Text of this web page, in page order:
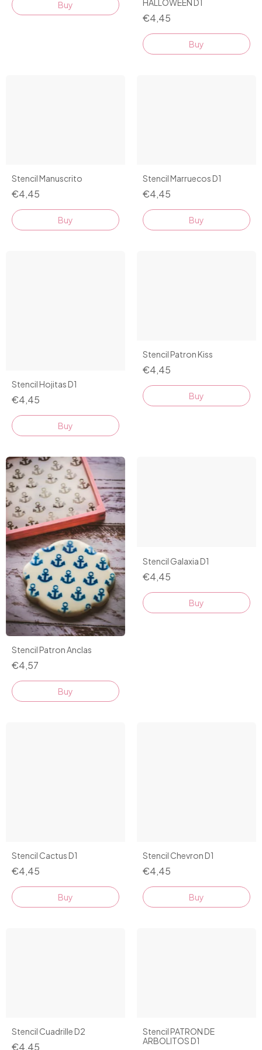
HALLOWEEN D1
€4,45
Stencil Manuscrito
€4,45
Stencil Marruecos D1
€4,45
Stencil Hojitas D1
€4,45
Stencil Patron Kiss
€4,45
Stencil Patron Anclas
€4,57
Stencil Galaxia D1
€4,45
Stencil Cactus D1
€4,45
Stencil Chevron D1
€4,45
Stencil Cuadrille D2
€4,45
Stencil PATRON DE
ARBOLITOS D1